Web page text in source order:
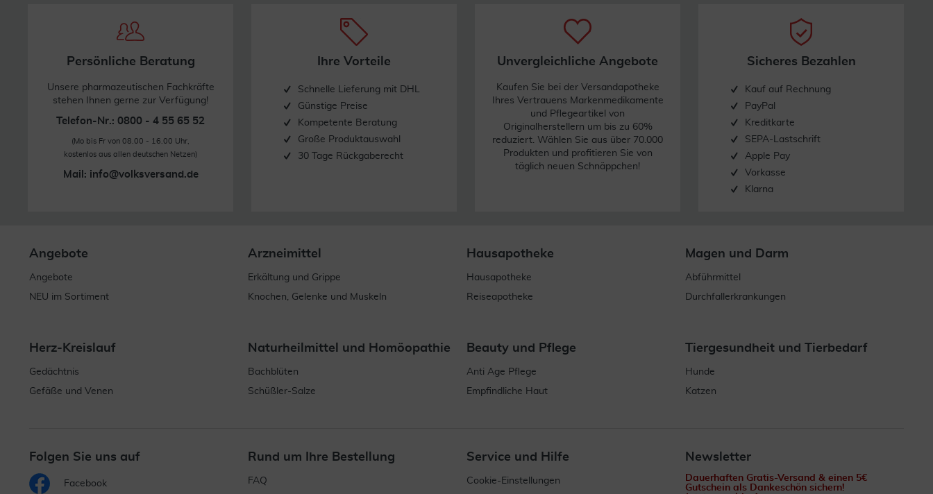
Persönliche Beratung
Unsere pharmazeutischen Fachkräfte
stehen Ihnen gerne zur Verfügung!
Telefon-Nr.: 0800 - 4 55 65 52
(Mo bis Fr von 08.00 - 16.00 Uhr,
kostenlos aus allen deutschen Netzen)
Mail: info@volksversand.de
Ihre Vorteile
Schnelle Lieferung mit DHL
Günstige Preise
Kompetente Beratung
Große Produktauswahl
30 Tage Rückgaberecht
Unvergleichliche Angebote
Kaufen Sie bei der Versandapotheke
Ihres Vertrauens Markenmedikamente
und Pflegeartikel von
Originalherstellern um bis zu 60%
reduziert. Wählen Sie aus über 70.000
Produkten und profitieren Sie von
täglich neuen Schnäppchen!
Sicheres Bezahlen
Kauf auf Rechnung
PayPal
Kreditkarte
SEPA-Lastschrift
Apple Pay
Vorkasse
Klarna
Angebote
Angebote
NEU im Sortiment
Arzneimittel
Erkältung und Grippe
Knochen, Gelenke und Muskeln
Hausapotheke
Hausapotheke
Reiseapotheke
Magen und Darm
Abführmittel
Durchfallerkrankungen
Herz-Kreislauf
Gedächtnis
Gefäße und Venen
Naturheilmittel und Homöopathie
Bachblüten
Schüßler-Salze
Beauty und Pflege
Anti Age Pflege
Empfindliche Haut
Tiergesundheit und Tierbedarf
Hunde
Katzen
Folgen Sie uns auf
Facebook
Rund um Ihre Bestellung
FAQ
Service und Hilfe
Cookie-Einstellungen
Newsletter
Dauerhaften Gratis-Versand & einen 5€
Gutschein als Dankeschön sichern!